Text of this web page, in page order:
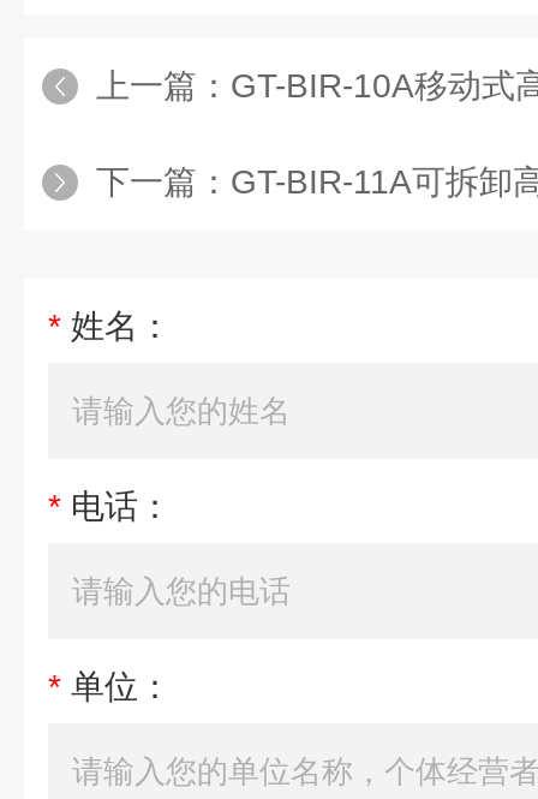
上一篇： GT-BIR-10A移动式
下一篇： GT-BIR-11A可拆卸
* 姓名：
* 电话：
* 单位：